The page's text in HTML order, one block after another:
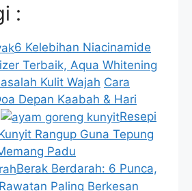
:
6 Kelebihan Niacinamide
Terbaik, Aqua Whitening
Kulit Wajah Cara
Depan Kaabah & Hari
Resepi
Rangup Guna Tepung
Padu
Berak Berdarah: 6 Punca,
Paling Berkesan